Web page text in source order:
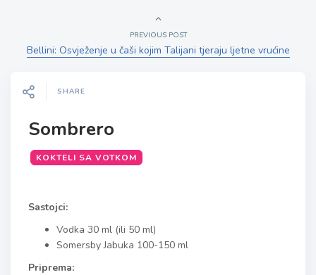
PREVIOUS POST
Bellini: Osvježenje u čaši kojim Talijani tjeraju ljetne vrućine
SHARE
Sombrero
KOKTELI SA VOTKOM
Sastojci:
Vodka 30 ml (ili 50 ml)
Somersby Jabuka 100-150 ml
Priprema: